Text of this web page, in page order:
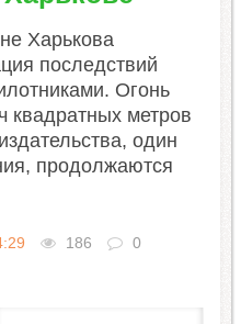
Харькова
последствий
Огонь
квадратных метров
один
продолжаются
186 0